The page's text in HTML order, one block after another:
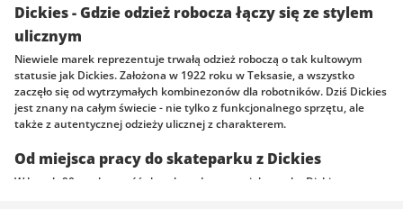
Dickies - Gdzie odzież robocza łączy się ze stylem
ulicznym
Niewiele marek reprezentuje trwałą odzież roboczą o tak kultowym
statusie jak Dickies. Założona w 1922 roku w Teksasie, a wszystko
zaczęło się od wytrzymałych kombinezonów dla robotników. Dziś Dickies
jest znany na całym świecie - nie tylko z funkcjonalnego sprzętu, ale
także z autentycznej odzieży ulicznej z charakterem.
Od miejsca pracy do skateparku z Dickies
W latach 90. społeczność skateboardowa przyjęła markę Dickies ze